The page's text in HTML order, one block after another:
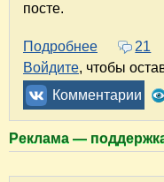
посте.
Подробнее о Крым
21
Войдите, чтобы
Комментарии
Реклама —